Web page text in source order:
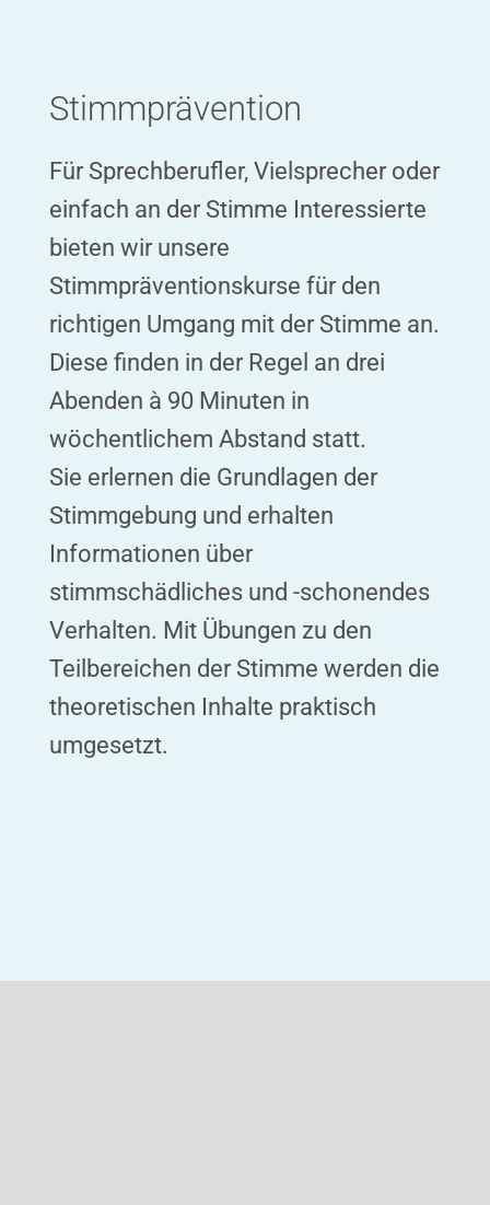
Stimmprävention
Für Sprechberufler, Vielsprecher oder
einfach an der Stimme Interessierte
bieten wir unsere
Stimmpräventionskurse für den
richtigen Umgang mit der Stimme an.
Diese finden in der Regel an drei
Abenden à 90 Minuten in
wöchentlichem Abstand statt.
Sie erlernen die Grundlagen der
Stimmgebung und erhalten
Informationen über
stimmschädliches und -schonendes
Verhalten. Mit Übungen zu den
Teilbereichen der Stimme werden die
theoretischen Inhalte praktisch
umgesetzt.